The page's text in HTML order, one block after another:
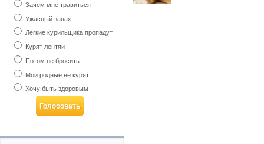
Зачем мне травиться
Ужасный запах
Легкие курильщика пропадут
Курят лентяи
Потом не бросить
Мои родные не курят
Хочу быть здоровым